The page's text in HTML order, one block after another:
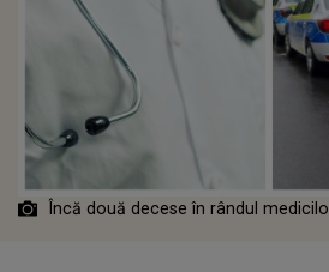
Încă două decese în rândul